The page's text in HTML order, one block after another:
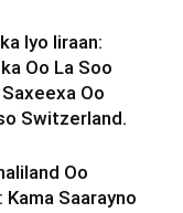
Iyo Iiraan:
Oo La Soo
Oo
Switzerland.
Oo
Saarayno